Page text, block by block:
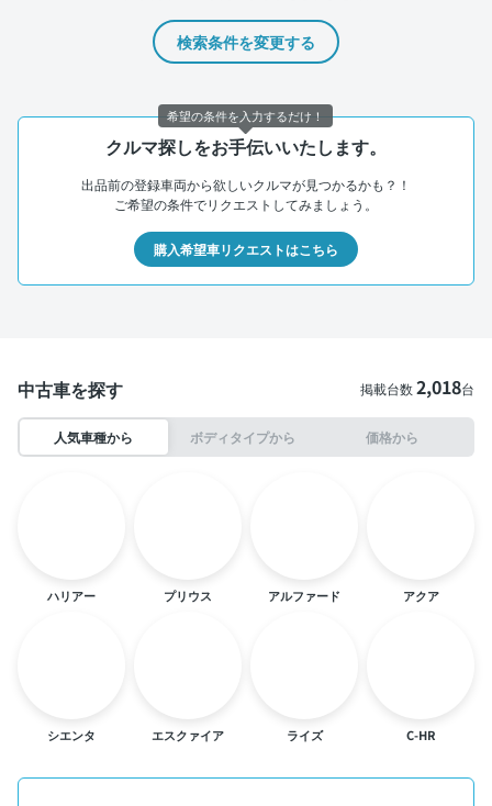
検索条件を変更する
クルマ探しをお手伝いいたします。
出品前の登録車両から欲しいクルマが見つかるかも？！
ご希望の条件でリクエストしてみましょう。
購入希望車リクエストはこちら
中古車を探す 掲載台数2,018台
人気車種から ボディタイプから 価格から
ハリアー プリウス アルファード アクア
シエンタ エスクァイア ライズ C-HR
希望の条件を入力するだけ！